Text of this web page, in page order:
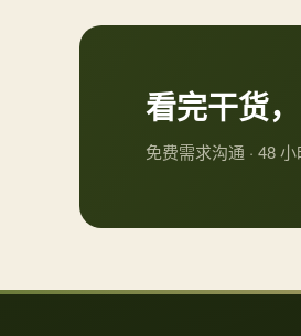
看完干货
免费需求沟通 · 48